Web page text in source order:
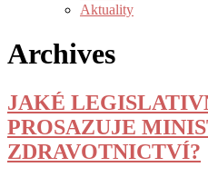
Aktuality
Archives
JAKÉ
PROSAZUJE
ZDRAVOTNICTVÍ?